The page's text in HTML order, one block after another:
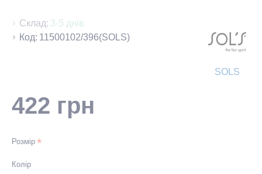
Склад: 3-5 днів
Код: 11500102/396(SOLS)
SOLS
422 грн
Розмір
Колір